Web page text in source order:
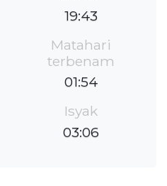
19:43
Matahari
terbenam
01:54
Isyak
03:06